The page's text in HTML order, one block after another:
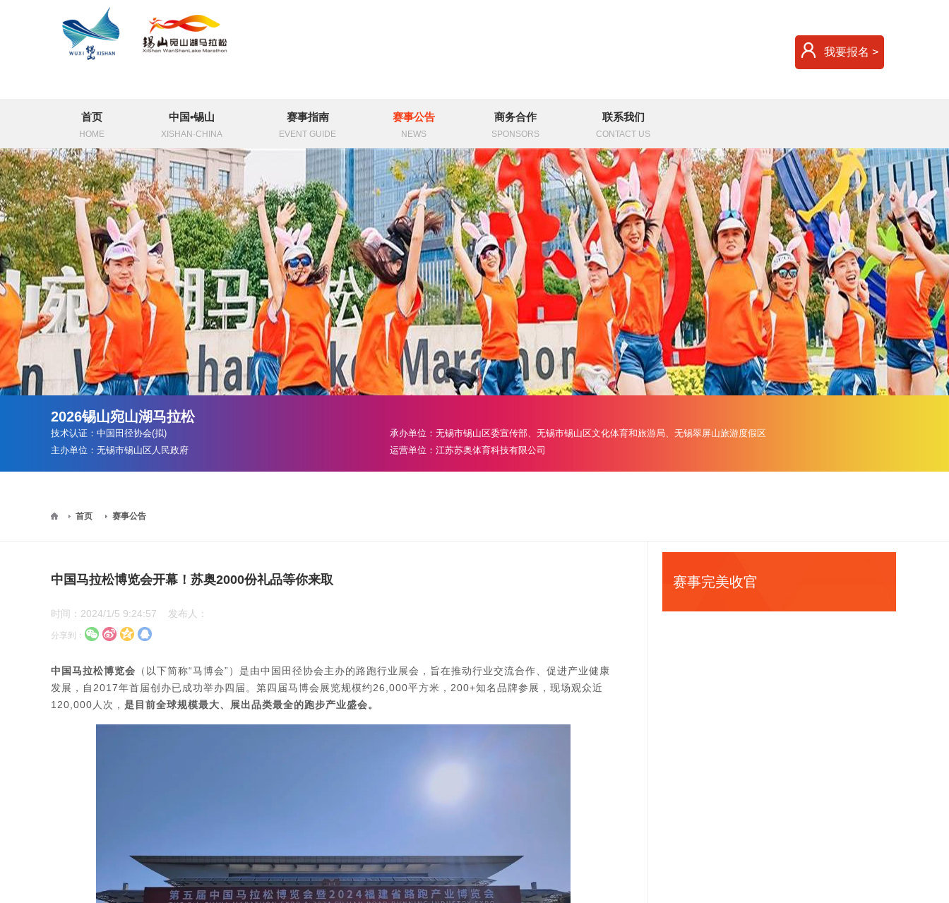
我要报名 >
首页
HOME
中国•锡山
XISHAN·CHINA
赛事指南
EVENT GUIDE
赛事公告
NEWS
商务合作
SPONSORS
联系我们
CONTACT US
2026锡山宛山湖马拉松
技术认证：中国田径协会(拟)
承办单位：无锡市锡山区委宣传部、无锡市锡山区文化体育和旅游局、无锡翠屏山旅游度假区
主办单位：无锡市锡山区人民政府
运营单位：江苏苏奥体育科技有限公司
首页 赛事公告
中国马拉松博览会开幕！苏奥2000份礼品等你来取
时间：2024/1/5 9:24:57 发布人：
分享到：
中国马拉松博览会 （以下简称“马博会”）是由中国田径协会主办的路跑行业展会，旨在推动行业交流合作、促进产业健康
发展，自2017年首届创办已成功举办四届。第四届马博会展览规模约26,000平方米，200+知名品牌参展，现场观众近
120,000人次， 是目前全球规模最大、展出品类最全的跑步产业盛会。
赛事完美收官